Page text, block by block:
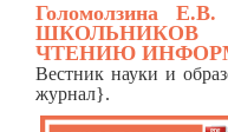
Голомолзина Е.В.
ШКОЛЬНИКОВ
ЧТЕНИЮ
Вестник науки и
журнал}.